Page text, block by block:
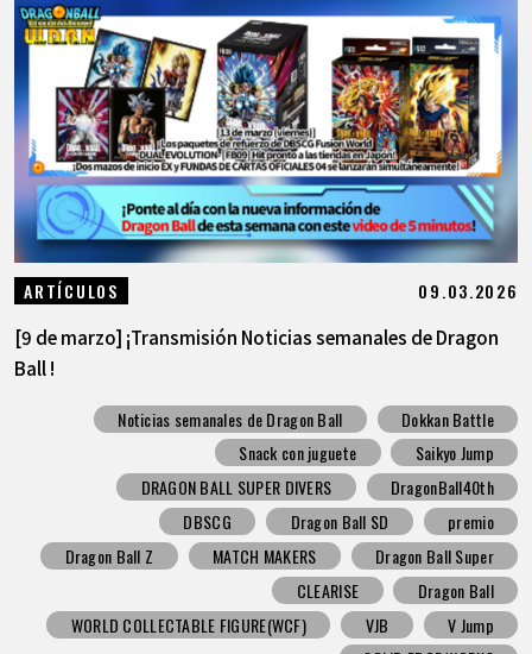
ARTÍCULOS 09.03.2026
[9 de marzo] ¡Transmisión Noticias semanales de Dragon
Ball !
Noticias semanales de Dragon Ball
Dokkan Battle
Snack con juguete
Saikyo Jump
DRAGON BALL SUPER DIVERS
DragonBall40th
DBSCG
Dragon Ball SD
premio
Dragon Ball Z
MATCH MAKERS
Dragon Ball Super
CLEARISE
Dragon Ball
WORLD COLLECTABLE FIGURE(WCF)
VJB
V Jump